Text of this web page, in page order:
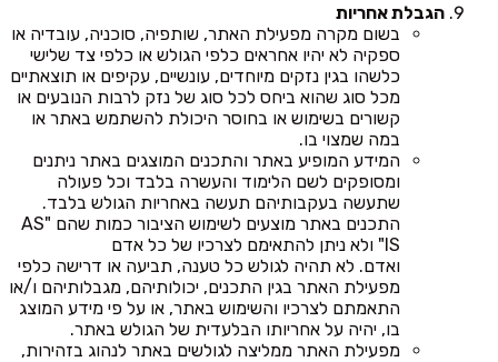
הגבלת אחריות
בשום מקרה מפעילת האתר, שותפיה, סוכניה, עובדיה או
ספקיה לא יהיו אחראים כלפי הגולש או כלפי צד שלישי
כלשהו בגין נזקים מיוחדים, עונשיים, עקיפים או תוצאתיים
מכל סוג שהוא ביחס לכל סוג של נזק לרבות הנובעים או
קשורים בשימוש או בחוסר היכולת להשתמש באתר או
במה שמצוי בו.
המידע המופיע באתר והתכנים המוצגים באתר ניתנים
ומסופקים לשם הלימוד והעשרה בלבד וכל פעולה
שתעשה בעקבותיהם תעשה באחריות הגולש בלבד.
התכנים באתר מוצעים לשימוש הציבור כמות שהם "AS
IS" ולא ניתן להתאימם לצרכיו של כל אדם
ואדם. לא תהיה לגולש כל טענה, תביעה או דרישה כלפי
מפעילת האתר בגין התכנים, יכולותיהם, מגבלותיהם ו/או
התאמתם לצרכיו והשימוש באתר, או על פי מידע המוצג
בו, יהיה על אחריותו הבלעדית של הגולש באתר.
מפעילת האתר ממליצה לגולשים באתר לנהוג בזהירות,